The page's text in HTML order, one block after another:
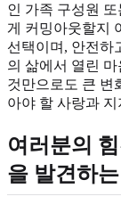
인 가족 구성원
게 커밍아웃할지
선택이며, 안전하
의 삶에서 열린
것만으로도 큰 변
아야 할 사랑과
여러분의
을 발견하